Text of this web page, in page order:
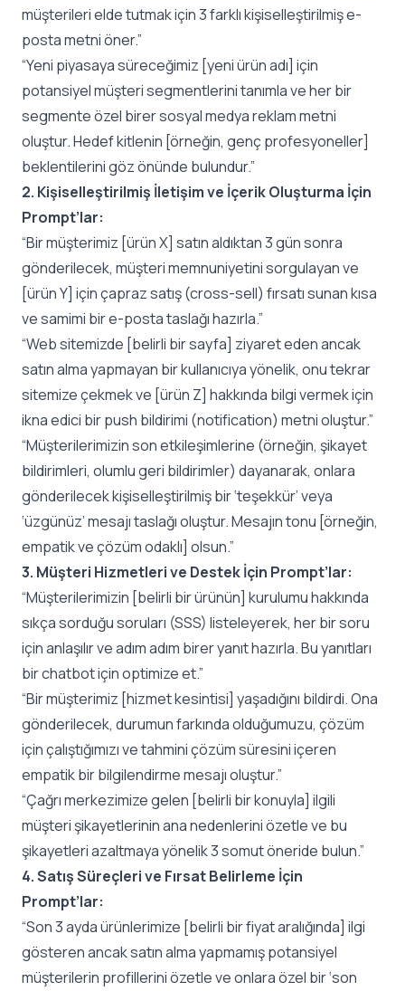
müşterileri elde tutmak için 3 farklı kişiselleştirilmiş e-
posta metni öner.”
“Yeni piyasaya süreceğimiz [yeni ürün adı] için
potansiyel müşteri segmentlerini tanımla ve her bir
segmente özel birer sosyal medya reklam metni
oluştur. Hedef kitlenin [örneğin, genç profesyoneller]
beklentilerini göz önünde bulundur.”
2. Kişiselleştirilmiş İletişim ve İçerik Oluşturma İçin
Prompt’lar:
“Bir müşterimiz [ürün X] satın aldıktan 3 gün sonra
gönderilecek, müşteri memnuniyetini sorgulayan ve
[ürün Y] için çapraz satış (cross-sell) fırsatı sunan kısa
ve samimi bir e-posta taslağı hazırla.”
“Web sitemizde [belirli bir sayfa] ziyaret eden ancak
satın alma yapmayan bir kullanıcıya yönelik, onu tekrar
sitemize çekmek ve [ürün Z] hakkında bilgi vermek için
ikna edici bir push bildirimi (notification) metni oluştur.”
“Müşterilerimizin son etkileşimlerine (örneğin, şikayet
bildirimleri, olumlu geri bildirimler) dayanarak, onlara
gönderilecek kişiselleştirilmiş bir ‘teşekkür’ veya
‘üzgünüz’ mesajı taslağı oluştur. Mesajın tonu [örneğin,
empatik ve çözüm odaklı] olsun.”
3. Müşteri Hizmetleri ve Destek İçin Prompt’lar:
“Müşterilerimizin [belirli bir ürünün] kurulumu hakkında
sıkça sorduğu soruları (SSS) listeleyerek, her bir soru
için anlaşılır ve adım adım birer yanıt hazırla. Bu yanıtları
bir chatbot için optimize et.”
“Bir müşterimiz [hizmet kesintisi] yaşadığını bildirdi. Ona
gönderilecek, durumun farkında olduğumuzu, çözüm
için çalıştığımızı ve tahmini çözüm süresini içeren
empatik bir bilgilendirme mesajı oluştur.”
“Çağrı merkezimize gelen [belirli bir konuyla] ilgili
müşteri şikayetlerinin ana nedenlerini özetle ve bu
şikayetleri azaltmaya yönelik 3 somut öneride bulun.”
4. Satış Süreçleri ve Fırsat Belirleme İçin
Prompt’lar:
“Son 3 ayda ürünlerimize [belirli bir fiyat aralığında] ilgi
gösteren ancak satın alma yapmamış potansiyel
müşterilerin profillerini özetle ve onlara özel bir ‘son